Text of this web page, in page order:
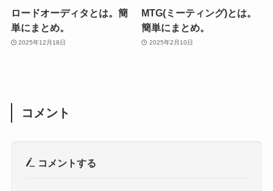
ロードオーディタとは。簡
単にまとめ。
2025年12月18日
MTG(ミーティング)とは。
簡単にまとめ。
2025年2月10日
コメント
コメントする